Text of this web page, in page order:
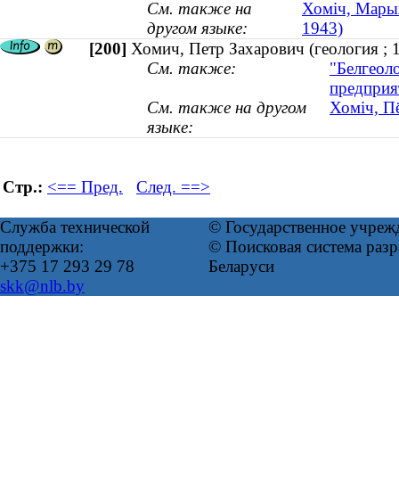
См. также на
другом языке:
Хоміч, Марыя
1943)
[200] Хомич, Петр Захарович (геология
См. также:
См. также на другом
языке:
Хоміч,
Стр.: <== Пред. След. ==>
Служба технической
поддержки:
+375 17 293 29 78
skk@nlb.by
© Государственное
© Поисковая система
Беларуси